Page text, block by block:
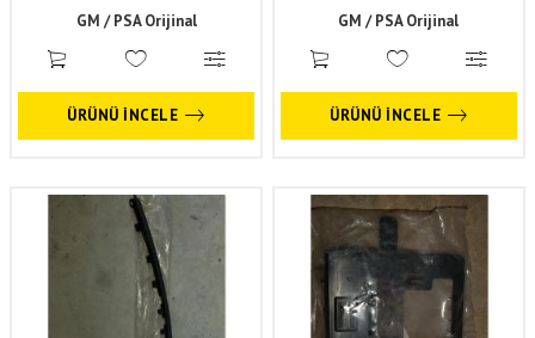
GM / PSA Orijinal
ÜRÜNÜ İNCELE
GM / PSA Orijinal
ÜRÜNÜ İNCELE